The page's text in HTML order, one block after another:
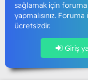
sağlamak için foruma
yapmalısınız.
ücretsizdir.
Giriş